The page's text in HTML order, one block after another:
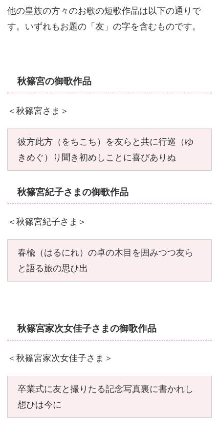
他の皇族の方々のお歌の短歌作品は以下の通りで
す。いずれもお題の「友」の字を含むものです。
秋篠宮の御歌作品
＜秋篠宮さま＞
彼方此方（をちこち）を友らと共に行巡（ゆ
きめぐ）り聞き初めしことに喜びありぬ
秋篠宮紀子さまの御歌作品
＜秋篠宮紀子さま＞
春楡（はるにれ）の卓の木目を囲みつつ友ら
と語る旅の思ひ出
秋篠宮家次女佳子さまの御歌作品
＜秋篠宮家次女佳子さま＞
卒業式に友と撮りたる記念写真裏に書かれし
想ひは今に